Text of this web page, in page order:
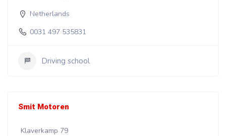
Netherlands
0031 497 535831
Driving school
Smit Motoren
Klaverkamp 79